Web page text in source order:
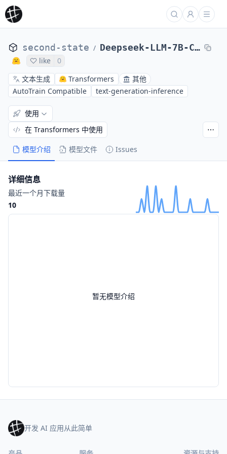
second-state / Deepseek-LLM-7B-Chat-GGUF
like
0
文本生成
Transformers
其他
AutoTrain Compatible
text-generation-inference
模型介绍 模型文件 Issues
使用
在 Transformers 中使用
暂无模型介绍
详细信息
最近一个月下载量
10
开发 AI 应用从此简单